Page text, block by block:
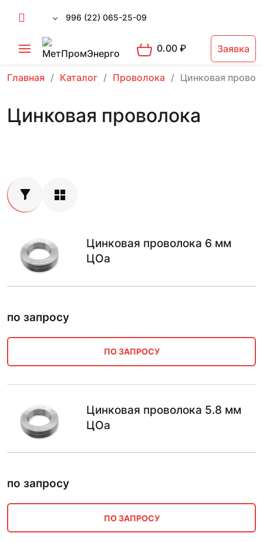
996 (22) 065-25-09
0.00₽ Заявка
Главная Каталог Проволока Цинковая
Цинковая проволока
Цинковая проволока 6 мм
ЦОа
по запросу
ПО ЗАПРОСУ
Цинковая проволока 5.8 мм
ЦОа
по запросу
ПО ЗАПРОСУ